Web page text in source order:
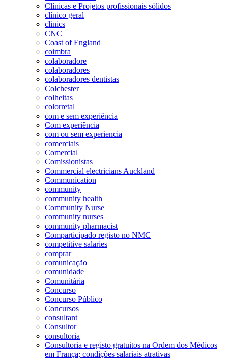
Clínicas e Projetos profissionais sólidos
clínico geral
clinics
CNC
Coast of England
coimbra
colaboradore
colaboradores
colaboradores dentistas
Colchester
colheitas
colorretal
com e sem experiência
Com experiência
com ou sem experiencia
comerciais
Comercial
Comissionistas
Commercial electricians Auckland
Communication
community
community health
Community Nurse
community nurses
community pharmacist
Comparticipado registo no NMC
competitive salaries
comprar
comunicação
comunidade
Comunitária
Concurso
Concurso Público
Concursos
consultant
Consultor
consultoria
Consultoria e registo gratuitos na Ordem dos Médicos
em França; condições salariais atrativas